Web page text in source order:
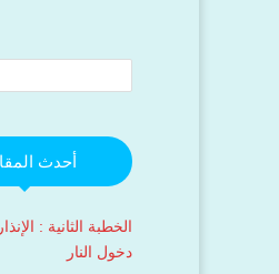
أحدث
الخطبة الثانية :
دخول النار